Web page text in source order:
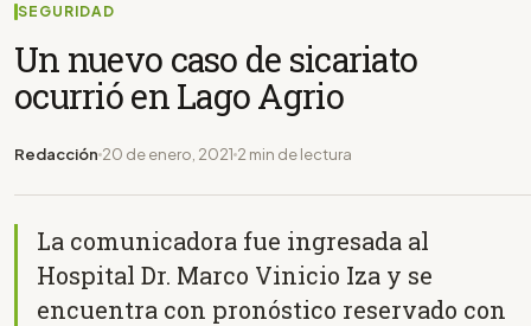
SEGURIDAD
Un nuevo caso de sicariato
ocurrió en Lago Agrio
Redacción 20 de enero, 2021 2 min de lectura
La comunicadora fue ingresada al
Hospital Dr. Marco Vinicio Iza y se
encuentra con pronóstico reservado con